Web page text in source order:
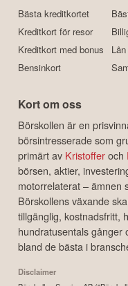
Bästa kreditkortet
Kreditkort för resor
Kreditkort med bonus
Bensinkort
Kort om oss
Börskollen är en
börsintresserade som
primärt av Kristofferoch
börsen, aktier,
motorrelaterat – ämnen
Börskollens växande
tillgänglig, kostnadsfritt,
hundratusentals gånger
bland de bästa i
Disclaimer